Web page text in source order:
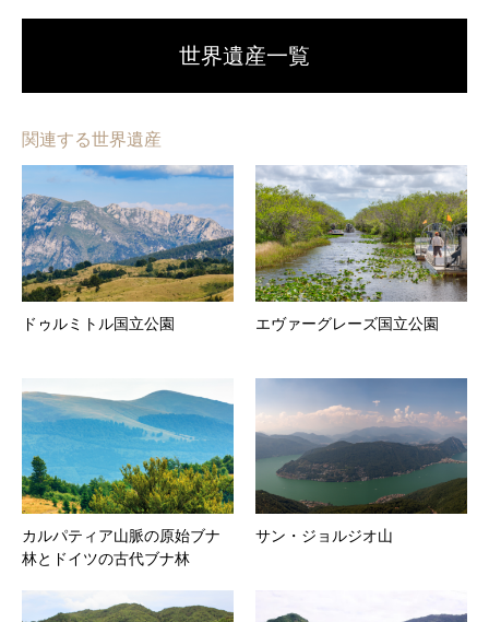
世界遺産一覧
関連する世界遺産
ドゥルミトル国立公園 エヴァーグレーズ国立公園
カルパティア山脈の原始ブナ
林とドイツの古代ブナ林
サン・ジョルジオ山